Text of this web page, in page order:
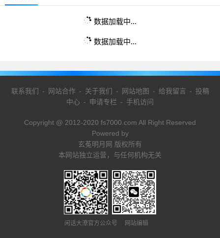
数据加载中...
数据加载中...
联系我们 - 网站合作- 关于我们 - 网站地图 - 给我留言 - 投稿
中心 - 申请专栏 - 手机访问
Copyright @ 2012-2020 fs7000.com All Right Reserved
Powered by
玄菟明月网 版权所有
本网站独立运营，与任何机构无关
闲话大潦官方公众号 网站编辑